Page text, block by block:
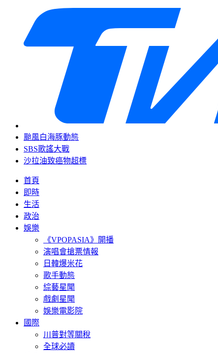
颱風白海豚動態
SBS歌謠大戰
沙拉油致癌物超標
首頁
即時
生活
政治
娛樂
《VPOPASIA》開播
演唱會搶票情報
日韓爆米花
歌手動態
綜藝星聞
戲劇星聞
娛樂電影院
國際
川普對等關稅
全球必讀